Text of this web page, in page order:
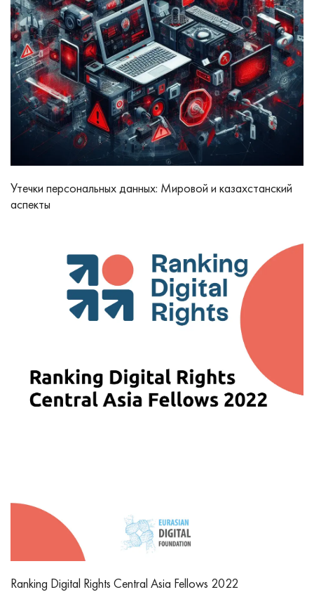
Утечки персональных данных: Мировой и казахстанский
аспекты
Ranking Digital Rights Central Asia Fellows 2022